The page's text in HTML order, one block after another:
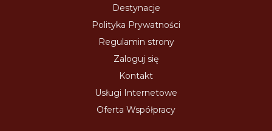
Destynacje
Polityka Prywatności
Regulamin strony
Zaloguj się
Kontakt
Usługi Internetowe
Oferta Współpracy